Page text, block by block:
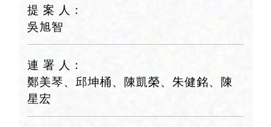
提 案 人：
吳旭智
連 署 人：
鄭美琴、邱坤桶、陳凱榮、朱健銘、陳
星宏